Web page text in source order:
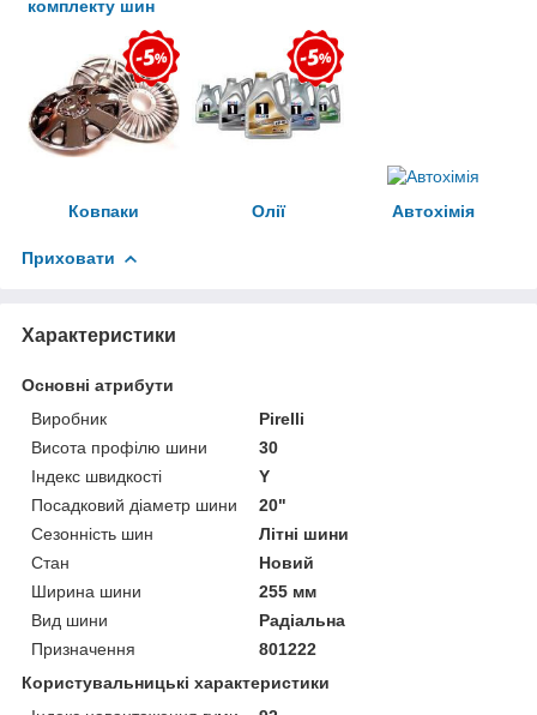
комплекту шин
Ковпаки Олії Автохімія
Приховати
Характеристики
Основні атрибути
Виробник
Pirelli
Висота профілю шини
30
Індекс швидкості
Y
Посадковий діаметр шини
20"
Сезонність шин
Літні шини
Стан
Новий
Ширина шини
255 мм
Вид шини
Радіальна
Призначення
801222
Користувальницькі характеристики